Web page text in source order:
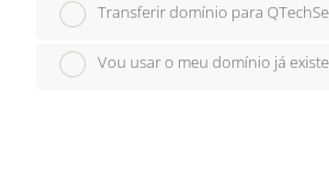
Transferir domínio para
Vou usar o meu domínio já